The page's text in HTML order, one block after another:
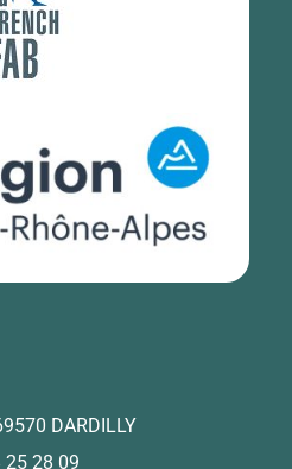
DARDILLY
25 28 09